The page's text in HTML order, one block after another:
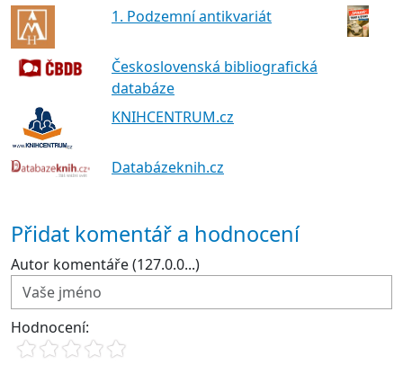
1. Podzemní antikvariát
Československá bibliografická
databáze
KNIHCENTRUM.cz
Databázeknih.cz
Přidat komentář a hodnocení
Autor komentáře (127.0.0...)
Hodnocení: